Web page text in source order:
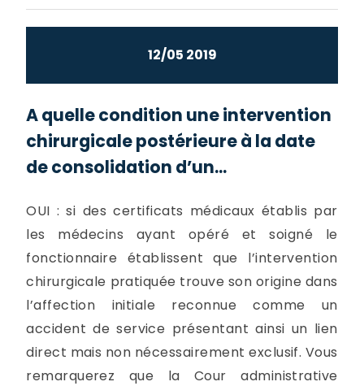
12/05 2019
A quelle condition une intervention
chirurgicale postérieure à la date
de consolidation d’un...
OUI : si des certificats médicaux établis par
les médecins ayant opéré et soigné le
fonctionnaire établissent que l’intervention
chirurgicale pratiquée trouve son origine dans
l’affection initiale reconnue comme un
accident de service présentant ainsi un lien
direct mais non nécessairement exclusif. Vous
remarquerez que la Cour administrative